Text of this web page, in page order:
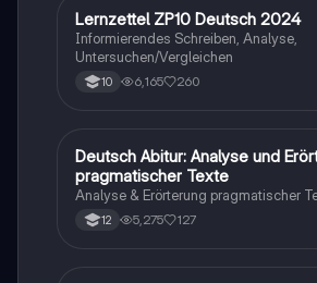
möchten und lernen wollen, wie man
überzeugt.
Deutsch
Lernzettel ZP10 Deutsch 2024
Informierendes Schreiben, Analyse,
Untersuchen/Vergleichen
10 6,165 260
Deutsch
Deutsch Abitur: Analyse und
pragmatischer Texte
Analyse & Erörterung pragmatischer
12 5,275 127